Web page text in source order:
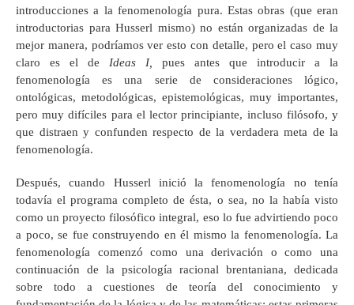
introducciones a la fenomenología pura. Estas obras (que eran
introductorias para Husserl mismo) no están organizadas de la
mejor manera, podríamos ver esto con detalle, pero el caso muy
claro es el de Ideas I, pues antes que introducir a la
fenomenología es una serie de consideraciones lógico,
ontológicas, metodológicas, epistemológicas, muy importantes,
pero muy difíciles para el lector principiante, incluso filósofo, y
que distraen y confunden respecto de la verdadera meta de la
fenomenología.
Después, cuando Husserl inició la fenomenología no tenía
todavía el programa completo de ésta, o sea, no la había visto
como un proyecto filosófico integral, eso lo fue advirtiendo poco
a poco, se fue construyendo en él mismo la fenomenología. La
fenomenología comenzó como una derivación o como una
continuación de la psicología racional brentaniana, dedicada
sobre todo a cuestiones de teoría del conocimiento y